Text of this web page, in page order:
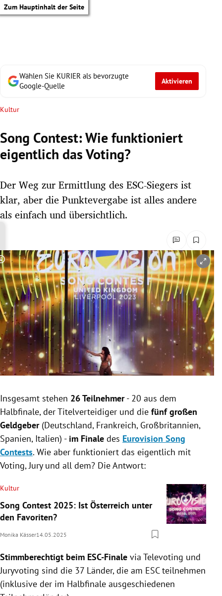
Zum Hauptinhalt der Seite
Untermenü
Untermenü
Untermenü
Untermenü
Untermenü
Untermenü
Untermenü
Untermenü
Untermenü
Wählen Sie KURIER als bevorzugte
Google-Quelle
Aktivieren
Kultur
Song Contest: Wie funktioniert
eigentlich das Voting?
Der Weg zur Ermittlung des ESC-Siegers ist
klar, aber die Punktevergabe ist alles andere
als einfach und übersichtlich.
Copyright-Hinweis öffnen/schließen
Insgesamt stehen 26 Teilnehmer- 20 aus dem
Halbfinale, der Titelverteidiger und die fünf großen
Geldgeber (Deutschland, Frankreich, Großbritannien,
Spanien, Italien) - im Finale des Eurovision Song
Contests. Wie aber funktioniert das eigentlich mit
Voting, Jury und all dem? Die Antwort:
Kultur
Song Contest 2025: Ist Österreich unter
den Favoriten?
Monika Kässer14.05.2025
Stimmberechtigt beim ESC-Finale via Televoting und
Juryvoting sind die 37 Länder, die am ESC teilnehmen
(inklusive der im Halbfinale ausgeschiedenen